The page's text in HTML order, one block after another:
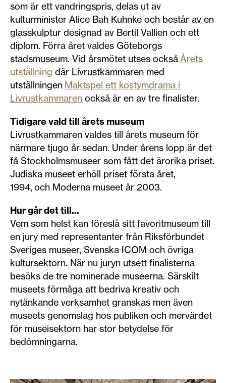
som är ett vandringspris, delas ut av
kulturminister Alice Bah Kuhnke och består av en
glasskulptur designad av Bertil Vallien och ett
diplom. Förra året valdes Göteborgs
stadsmuseum. Vid årsmötet utses ocksåÅrets
utställning där Livrustkammaren med
utställningen Maktspel ett kostymdrama i
Livrustkammaren också är en av tre finalister.
Tidigare vald till årets museum
Livrustkammaren valdes till årets museum för
närmare tjugo år sedan. Under årens lopp är det
få Stockholmsmuseer som fått det ärorika priset.
Judiska museet erhöll priset första året,
1994, och Moderna museet år 2003.
Hur går det till...
Vem som helst kan föreslå sitt favoritmuseum till
en jury med representanter från Riksförbundet
Sveriges museer, Svenska ICOM och övriga
kultursektorn. När nu juryn utsett finalisterna
besöks de tre nominerade museerna. Särskilt
museets förmåga att bedriva kreativ och
nytänkande verksamhet granskas men även
museets genomslag hos publiken och mervärdet
för museisektorn har stor betydelse för
bedömningarna.